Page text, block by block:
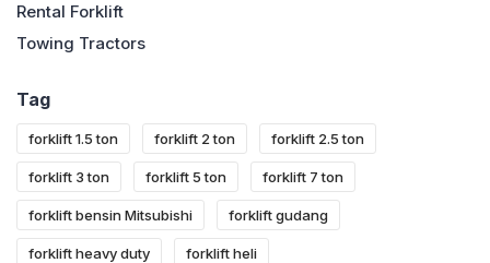
Rental Forklift
Towing Tractors
Tag
forklift 1.5 ton forklift 2 ton forklift 2.5 ton
forklift 3 ton forklift 5 ton forklift 7 ton
forklift bensin Mitsubishi forklift gudang
forklift heavy duty forklift heli